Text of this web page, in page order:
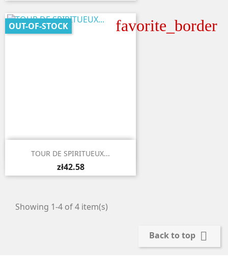
favorite_border
 Quick view
TOUR DE SPIRITUEUX...
zł42.58
OUT-OF-STOCK
Showing 1-4 of 4 item(s)
Back to top 